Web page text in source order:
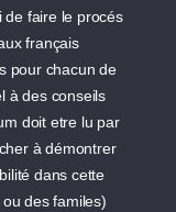
de faire le procés
français
pour chacun de
à des conseils
doit etre lu par
à démontrer
dans cette
des familes)